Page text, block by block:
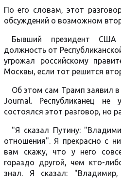
По его словам, этот
обсуждений о возможном
Бывший президент
должность от
угрожал российскому
Москвы, если тот решится
Об этом сам Трамп заявил
Journal. Республиканец не
состоялся этот разговор, но
"Я сказал Путину:
отношения". Я прекрасно с
вам скажу, что у него
гораздо другой, чем кто-
знал. Я сказал: